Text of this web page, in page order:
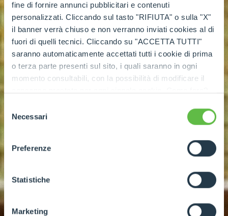
fine di fornire annunci pubblicitari e contenuti
personalizzati. Cliccando sul tasto "RIFIUTA" o sulla "X"
il banner verrà chiuso e non verranno inviati cookies al di
fuori di quelli tecnici. Cliccando su "ACCETTA TUTTI"
saranno automaticamente accettati tutti i cookie di prima
o terza parte presenti sul sito, i quali saranno in ogni
momento consultabili, con la possibilità di modificare il
ogni pagina, selezionare "Modifichi il suo consenso" e
dell'informativa completa nel footer presente in ogni
pagina. Per esercitare i diritti riconosciuti all'interessato ai
GDPR abbiamo predisposto una
apposita procedura.
delNecessari
Preferenze
Statistiche
Marketing